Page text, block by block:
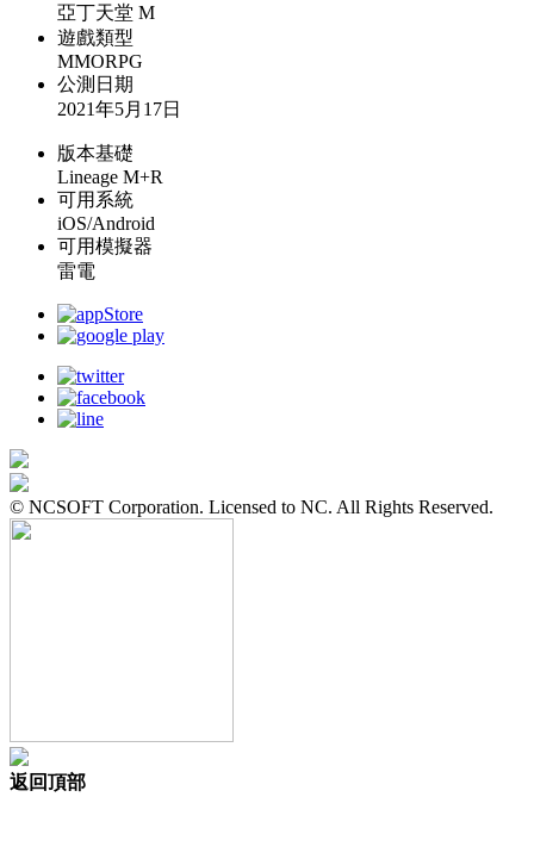
亞丁天堂 M
遊戲類型
MMORPG
公測日期
2021年5月17日
版本基礎
Lineage M+R
可用系統
iOS/Android
可用模擬器
雷電
© NCSOFT Corporation. Licensed to NC. All Rights Reserved.
返回頂部